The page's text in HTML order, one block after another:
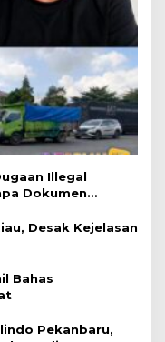
Illegal
Dokumen
Desak Kejelasan
Bahas
Pekanbaru,